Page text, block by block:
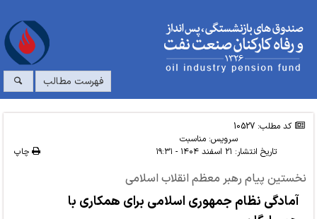
فهرست مطالب
کد مطلب: 10527
سرویس: مناسبت
تاریخ انتشار: ۲۱ اسفند ۱۴۰۴ - ۱۹:۳۱ چاپ
نخستین پیام رهبر معظم انقلاب اسلامی
آمادگی نظام جمهوری اسلامی برای همکاری با